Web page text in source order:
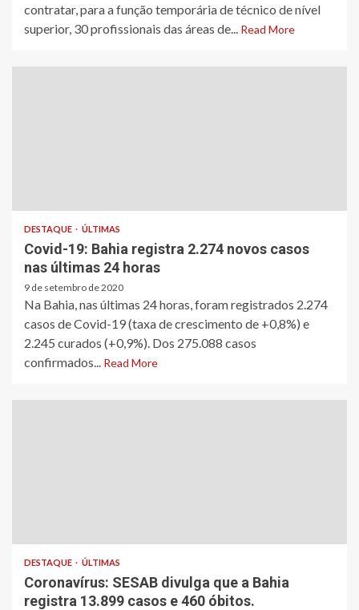
contratar, para a função temporária de técnico de nível
superior, 30 profissionais das áreas de... Read More
DESTAQUE ÚLTIMAS
Covid-19: Bahia registra 2.274 novos casos
nas últimas 24 horas
9 de setembro de 2020
Na Bahia, nas últimas 24 horas, foram registrados 2.274
casos de Covid-19 (taxa de crescimento de +0,8%) e
2.245 curados (+0,9%). Dos 275.088 casos
confirmados... Read More
DESTAQUE ÚLTIMAS
Coronavírus: SESAB divulga que a Bahia
registra 13.899 casos e 460 óbitos.